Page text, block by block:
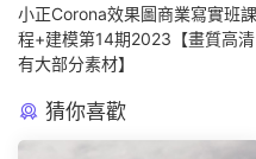
小正Corona效果圖商業寫實班課
程+建模第14期2023【畫質高清
有大部分素材】
猜你喜歡